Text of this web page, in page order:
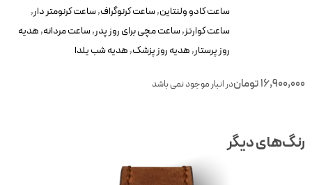
ساعت کادو ولنتاین,ساعت کرنوگراف,ساعت کرنومتر دار,
ساعت کوارتز,ساعت مچی برای روز پدر,ساعت مردانه,هدیه
روز پرستار,هدیه روز پزشک,هدیه شب یلدا
توماندر انبار موجود نمی باشد
دیگر